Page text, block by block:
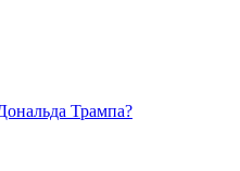
Трампа?